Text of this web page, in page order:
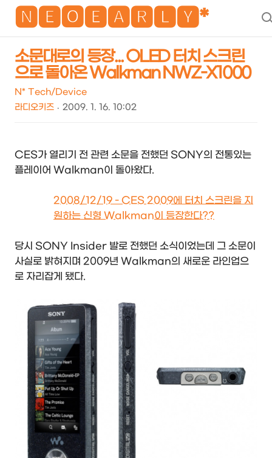
🅽🅴🅾🅴🅰🆁🅻🆈*
소문대로의 등장... OLED 터치 스크린
으로 돌아온 Walkman NWZ-X1000
N* Tech/Device
라디오키즈
2009. 1. 16. 10:02
CES가 열리기 전 관련 소문을 전했던 SONY의 전통있는
플레이어 Walkman이 돌아왔다.
2008/12/19 - CES 2009에 터치 스크린을 지
원하는 신형 Walkman이 등장한다??
당시 SONY Insider 발로 전했던 소식이었는데 그 소문이
사실로 밝혀지며 2009년 Walkman의 새로운 라인업으
로 자리잡게 됐다.